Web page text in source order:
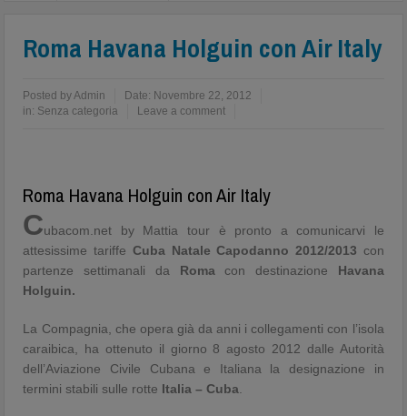
Roma Havana Holguin con Air Italy
Posted byAdmin Date: Novembre 22, 2012
in: Senza categoria Leave a comment
Roma Havana Holguin con Air Italy
Cubacom.net by Mattia tour è pronto a comunicarvi le
attesissime tariffe Cuba Natale Capodanno 2012/2013 con
partenze settimanali da Roma con destinazione Havana
Holguin.
La Compagnia, che opera già da anni i collegamenti con l’isola
caraibica, ha ottenuto il giorno 8 agosto 2012 dalle Autorità
dell’Aviazione Civile Cubana e Italiana la designazione in
termini stabili sulle rotte Italia – Cuba